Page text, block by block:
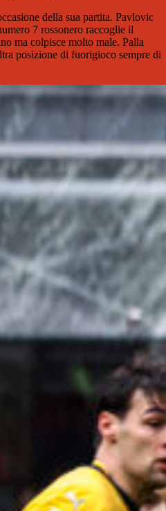
della sua partita. Pavlovic
7 rossonero raccoglie il
ma colpisce molto male. Palla
posizione di fuorigioco sempre di